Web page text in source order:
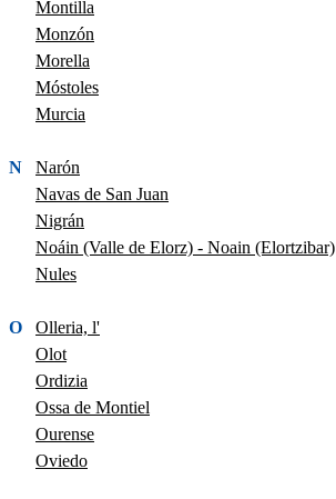
Montilla
Monzón
Morella
Móstoles
Murcia
N
Narón
Navas de San Juan
Nigrán
Noáin (Valle de Elorz) - Noain (Elortzibar)
Nules
O
Olleria, l'
Olot
Ordizia
Ossa de Montiel
Ourense
Oviedo